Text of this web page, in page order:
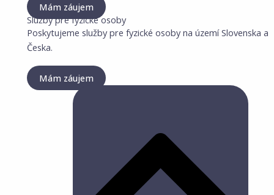
Mám záujem
Služby pre fyzické osoby
Poskytujeme služby pre fyzické osoby na území Slovenska a
Česka.
Mám záujem